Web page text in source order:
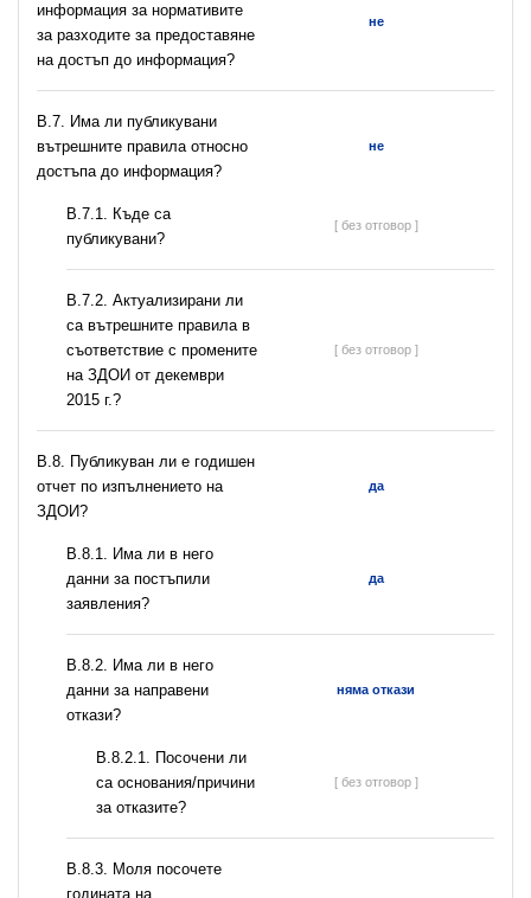
информация за нормативите
за разходите за предоставяне
на достъп до информация?
не
В.7. Има ли публикувани
вътрешните правила относно
достъпа до информация?
не
В.7.1. Къде са
публикувани?
[ без отговор ]
В.7.2. Актуализирани ли
са вътрешните правила в
съответствие с промените
на ЗДОИ от декември
2015 г.?
[ без отговор ]
В.8. Публикуван ли е годишен
отчет по изпълнението на
ЗДОИ?
да
В.8.1. Има ли в него
данни за постъпили
заявления?
да
В.8.2. Има ли в него
данни за направени
откази?
няма откази
В.8.2.1. Посочени ли
са основания/причини
за отказите?
[ без отговор ]
В.8.3. Моля посочете
годината на